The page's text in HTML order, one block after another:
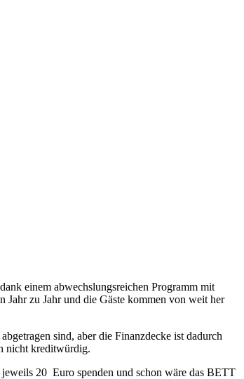
einem abwechslungsreichen Programm mit
Jahr zu Jahr und die Gäste kommen von weit her
sind, aber die Finanzdecke ist dadurch
nicht kreditwürdig.
20 Euro spenden und schon wäre das BETT